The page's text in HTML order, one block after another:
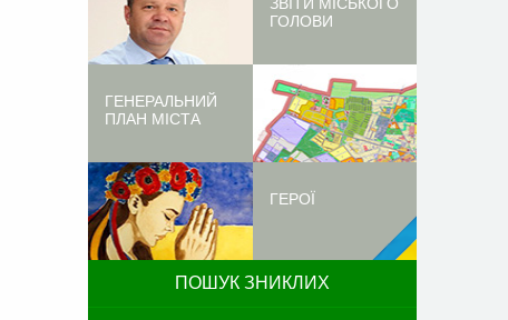
ГОЛОВИ
ГЕНЕРАЛЬНИЙ
ПЛАН МІСТА
ГЕРОЇ
ПОШУК ЗНИКЛИХ